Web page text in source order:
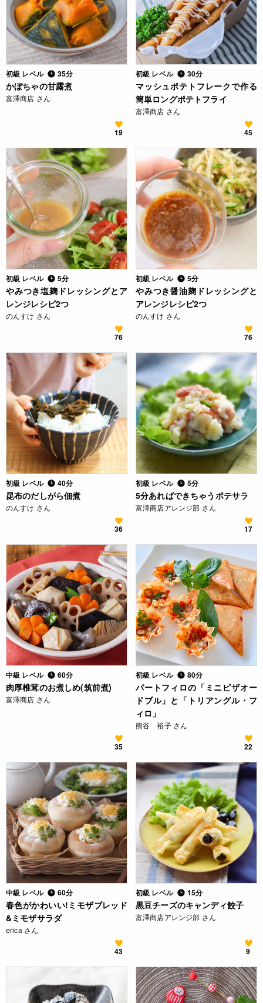
初級 レベル 35分
かぼちゃの甘露煮
富澤商店 さん
19
初級 レベル 30分
マッシュポテトフレークで作る
簡単ロングポテトフライ
富澤商店 さん
45
初級 レベル 5分
やみつき塩麹ドレッシングとア
レンジレシピ2つ
のんすけ さん
76
初級 レベル 5分
やみつき醤油麹ドレッシングと
アレンジレシピ2つ
のんすけ さん
76
初級 レベル 40分
昆布のだしがら佃煮
のんすけ さん
36
初級 レベル 5分
5分あればできちゃうポテサラ
富澤商店アレンジ部 さん
17
中級 レベル 60分
肉厚椎茸のお煮しめ(筑前煮)
富澤商店 さん
35
初級 レベル 80分
パートフィロの「ミニピザオー
ドブル」と「トリアングル・フ
ィロ」
熊谷 裕子 さん
22
中級 レベル 60分
春色がかわいい!ミモザブレッド
&ミモザサラダ
erica さん
43
初級 レベル 15分
黒豆チーズのキャンディ餃子
富澤商店アレンジ部 さん
9